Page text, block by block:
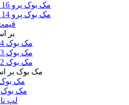
مک بوک پرو 16 اینچ
مک بوک پرو 14 اینچ
بر
مک بوک 2024
مک بوک 2023
مک بوک 2022
مک بوک بر
مک بوک
مک بوک
لپ